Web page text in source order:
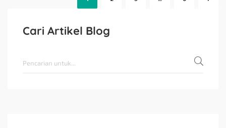
Cari Artikel Blog